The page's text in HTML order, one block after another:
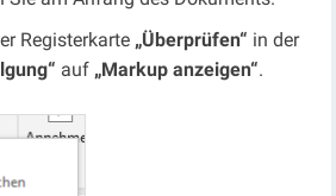
Registerkarte „Überprüfen“ in der
auf „Markup anzeigen“.